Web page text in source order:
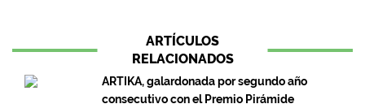
ARTÍCULOS
RELACIONADOS
ARTIKA, galardonada por segundo año
consecutivo con el Premio Pirámide